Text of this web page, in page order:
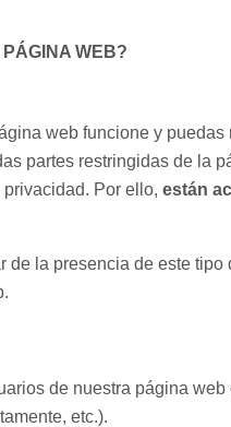
WEB?
web funcione y
partes restringidas de la
Por ello, están
la presencia de este
de nuestra página
etc.).